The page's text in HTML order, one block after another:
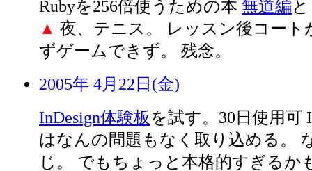
Rubyを256倍使うための本 無道編
▲ 夜、テニス。 レッスン後コート
ずゲームできず。 残念。
2005年 4月22日(金)
InDesign体験板を試す。30日使用可
はなんの問題もなく取り込める。
じ。 でもちょっと本格的すぎるか